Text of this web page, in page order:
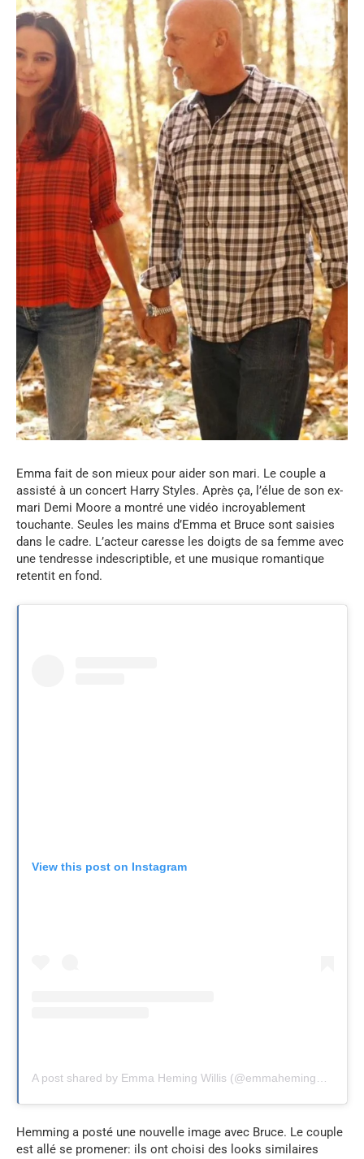
Emma fait de son mieux pour aider son mari. Le couple a
assisté à un concert Harry Styles. Après ça, l’élue de son ex-
mari Demi Moore a montré une vidéo incroyablement
touchante. Seules les mains d’Emma et Bruce sont saisies
dans le cadre. L’acteur caresse les doigts de sa femme avec
une tendresse indescriptible, et une musique romantique
retentit en fond.
View this post on Instagram
Hemming a posté une nouvelle image avec Bruce. Le couple
est allé se promener: ils ont choisi des looks similaires